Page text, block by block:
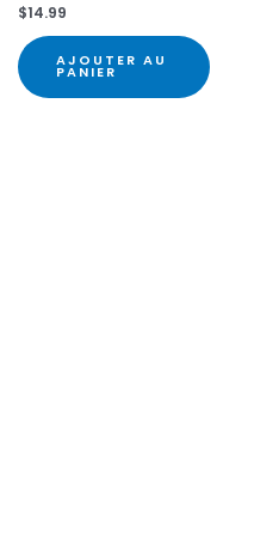
$14.99
AJOUTER AU
PANIER